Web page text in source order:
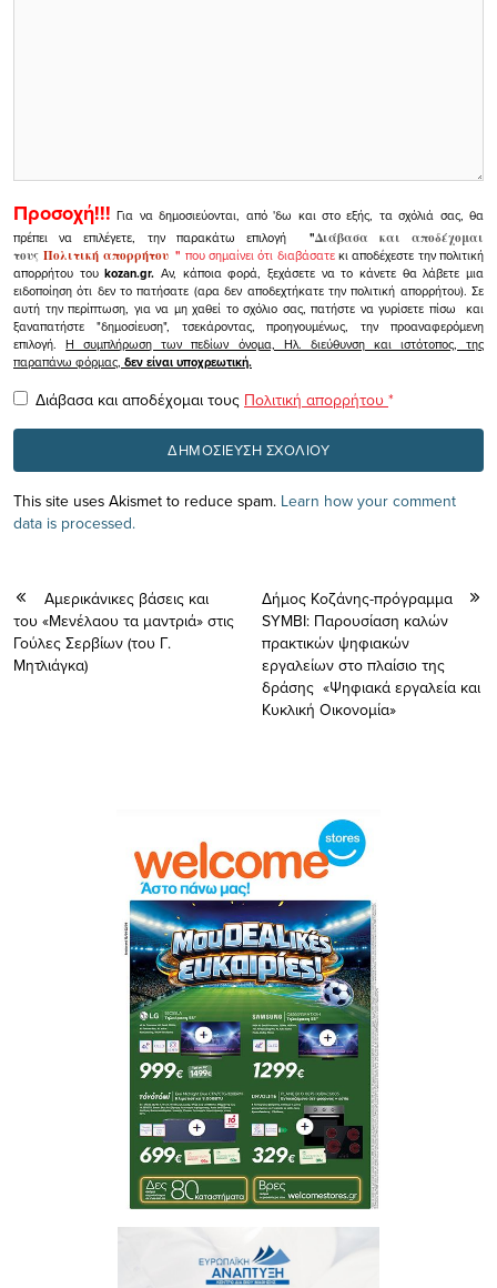
Προσοχή!!! Για να δημοσιεύονται, από 'δω και στο εξής, τα σχόλιά σας, θα
πρέπει να επιλέγετε, την παρακάτω επιλογή
"Διάβασα και αποδέχομαι
τουςΠολιτική απορρήτου" που σημαίνει ότι διαβάσατεκι αποδέχεστε την πολιτική
απορρήτου τουkozan.gr. Αν, κάποια φορά, ξεχάσετε να το κάνετε θα λάβετε μια
ειδοποίηση ότι δεν το πατήσατε (αρα δεν αποδεχτήκατε την πολιτική απορρήτου). Σε
αυτή την περίπτωση, για να μη χαθεί το σχόλιο σας, πατήστε να γυρίσετε πίσω και
ξαναπατήστε "δημοσίευση", τσεκάροντας, προηγουμένως, την προαναφερόμενη
επιλογή.Η συμπλήρωση των πεδίων όνομα, Ηλ. διεύθυνση και ιστότοπος, της
παραπάνω φόρμας, δεν είναι υποχρεωτική.
Διάβασα και αποδέχομαι τους Πολιτική απορρήτου *
This site uses Akismet to reduce spam. Learn how your comment
data is processed.
Αμερικάνικες βάσεις και
του «Μενέλαου τα μαντριά» στις
Γούλες Σερβίων (του Γ.
Μητλιάγκα)
Δήμος Κοζάνης-πρόγραμμα
SYMBI: Παρουσίαση καλών
πρακτικών ψηφιακών
εργαλείων στο πλαίσιο της
δράσης «Ψηφιακά εργαλεία και
Κυκλική Οικονομία»